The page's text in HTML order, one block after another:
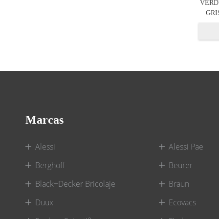
Marcas
Alessi Alessi Pae
Berghoff
Beurer
Black+Decker Bricolaje
Braun
Duux
Ecovacs